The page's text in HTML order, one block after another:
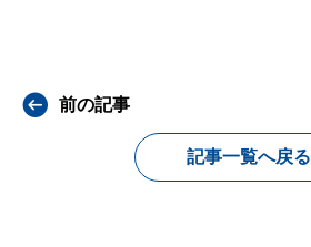
前の記事
記事一覧へ戻る